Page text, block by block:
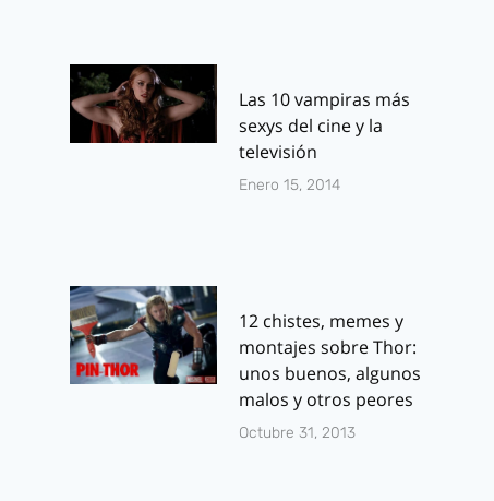
Las 10 vampiras más
sexys del cine y la
televisión
Enero 15, 2014
12 chistes, memes y
montajes sobre Thor:
unos buenos, algunos
malos y otros peores
Octubre 31, 2013